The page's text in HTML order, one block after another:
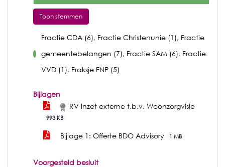
Toon stemmen
Fractie CDA (6), Fractie Christenunie (1), Fractie
gemeentebelangen (7), Fractie SAM (6), Fractie
VVD (1), Fraksje FNP (5)
Bijlagen
RV Inzet externe t.b.v. Woonzorgvisie
993 KB
Bijlage 1: Offerte BDO Advisory 1 MB
Voorgesteld besluit